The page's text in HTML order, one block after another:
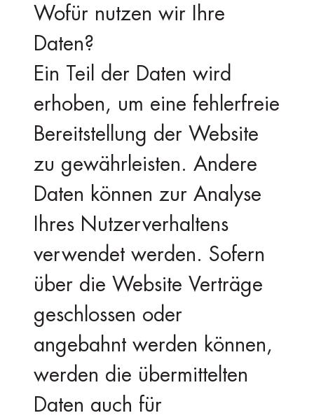
Wofür nutzen wir Ihre
Daten?
Ein Teil der Daten wird
erhoben, um eine fehlerfreie
Bereitstellung der Website
zu gewährleisten. Andere
Daten können zur Analyse
Ihres Nutzerverhaltens
verwendet werden. Sofern
über die Website Verträge
geschlossen oder
angebahnt werden können,
werden die übermittelten
Daten auch für